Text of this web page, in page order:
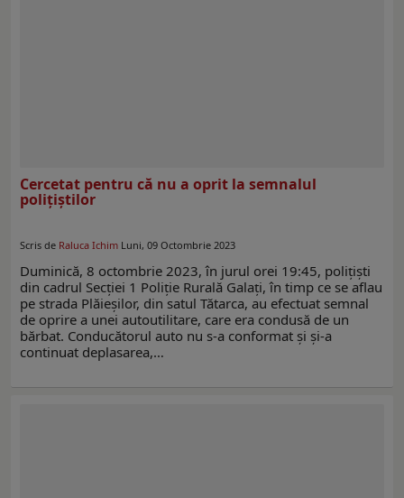
Cercetat pentru că nu a oprit la semnalul
polițiştilor
Scris de Raluca Ichim Luni, 09 Octombrie 2023
Duminică, 8 octombrie 2023, în jurul orei 19:45, polițiști
din cadrul Secției 1 Poliție Rurală Galați, în timp ce se aflau
pe strada Plăieșilor, din satul Tătarca, au efectuat semnal
de oprire a unei autoutilitare, care era condusă de un
bărbat. Conducătorul auto nu s-a conformat și și-a
continuat deplasarea,…